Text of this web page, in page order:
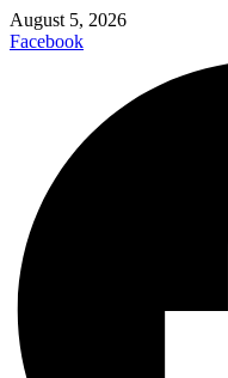
August 5, 2026
Facebook